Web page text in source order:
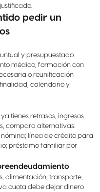
pedir un
y presupuestado:
médico, formación con
o reunificación
calendario y
tienes retrasos, ingresos
compara alternativas:
línea de crédito para
préstamo familiar por
alimentación, transporte,
cuota debe dejar dinero